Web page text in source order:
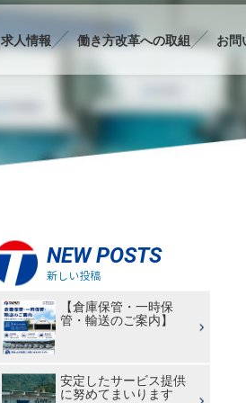
求人情報 働き方改革への取組 お問
NEW POSTS
新しい投稿
【倉庫保管・一時保
管・輸送のご案内】
安定したサービス提供
に努めてまいります